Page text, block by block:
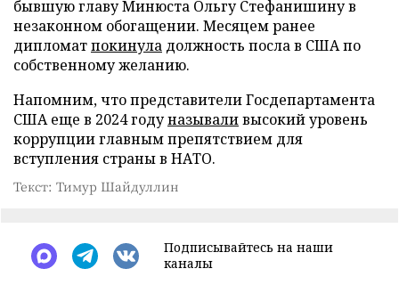
бывшую главу Минюста Ольгу Стефанишину в
незаконном обогащении. Месяцем ранее
дипломатпокинула должность посла в США по
собственному желанию.
Напомним, что представители Госдепартамента
США еще в 2024 годуназываливысокий уровень
коррупции главным препятствием для
вступления страны в НАТО.
Текст: Тимур Шайдуллин
Подписывайтесь на наши
каналы